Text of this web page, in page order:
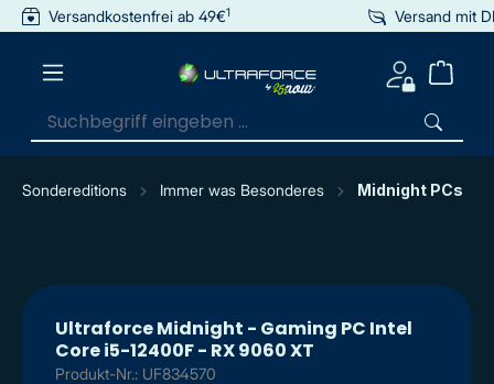
springen
Versandkostenfrei ab 49€1 Versand mit
Sondereditions Immer was Besonderes Midnight PCs
Ultraforce Midnight - Gaming PC Intel
Core i5-12400F - RX 9060 XT
Produkt-Nr.: UF834570